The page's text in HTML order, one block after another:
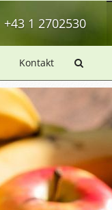
+43 1 2702530
Kontakt